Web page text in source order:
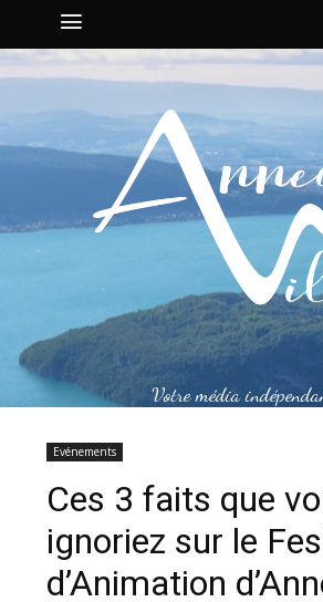
Votre média
Evénements
Ces 3 faits que
ignoriez sur le
d’Animation